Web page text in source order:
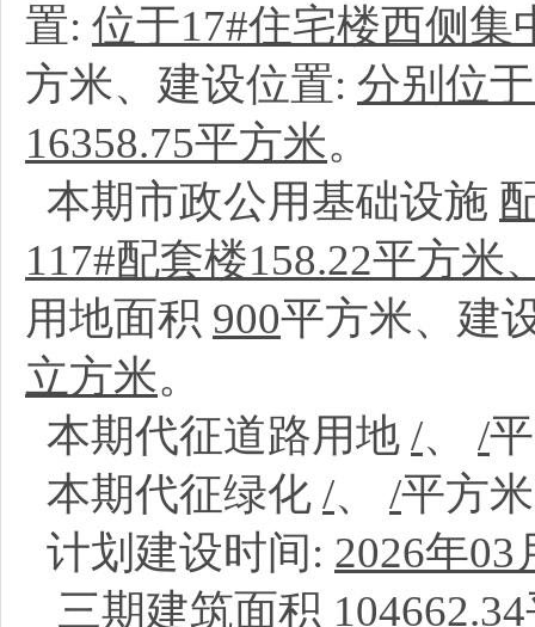
置: 位于17#住宅楼西侧集
方米、建设位置: 分别位
16358.75平方米。
本期市政公用基础设施
117#配套楼158.22平方米
用地面积 900平方米、建
立方米。
本期代征道路用地 /、 /
本期代征绿化 /、 /平方
计划建设时间: 2026年03
三期建筑面积 104662.34